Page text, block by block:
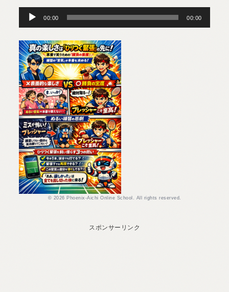
プ
ー
ー
00:00 00:00
© 2026 Phoenix-Aichi Online School. All rights reserved.
スポンサーリンク